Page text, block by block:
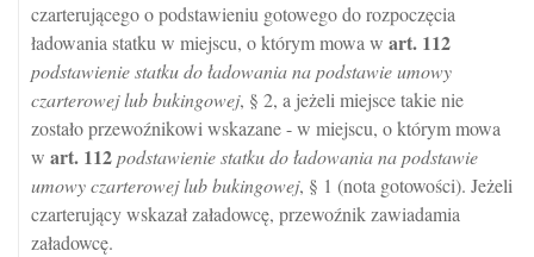
czarterującego o podstawieniu gotowego do rozpoczęcia
ładowania statku w miejscu, o którym mowa w art. 112
podstawienie statku do ładowania na podstawie umowy
czarterowej lub bukingowej, § 2, a jeżeli miejsce takie nie
zostało przewoźnikowi wskazane - w miejscu, o którym mowa
w art. 112podstawienie statku do ładowania na podstawie
umowy czarterowej lub bukingowej, § 1 (nota gotowości). Jeżeli
czarterujący wskazał załadowcę, przewoźnik zawiadamia
załadowcę.